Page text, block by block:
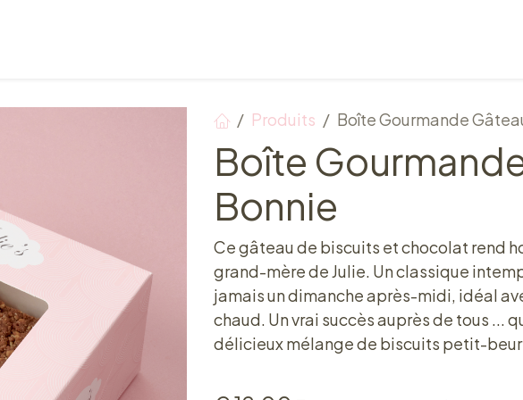
Produits Boîte Gourmande
Boîte
Bonnie
Ce gâteau de biscuits et chocolat rend
grand-mère de Julie. Un classique
jamais un dimanche après-midi, idéal
chaud. Un vrai succès auprès de tous ...
délicieux mélange de biscuits petit-